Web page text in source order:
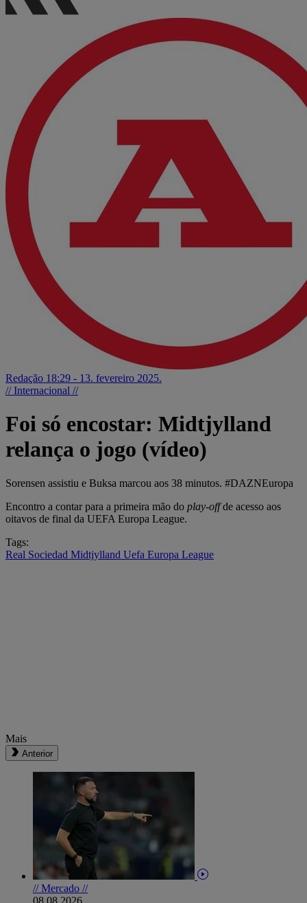
Redação 18:29 - 13. fevereiro 2025.
// Internacional //
Foi só encostar: Midtjylland
relança o jogo (vídeo)
Sorensen assistiu e Buksa marcou aos 38 minutos. #DAZNEuropa
Encontro a contar para a primeira mão do play-offde acesso aos
oitavos de final da UEFA Europa League.
Tags:
Real Sociedad Midtjylland Uefa Europa League
Mais
Anterior
// Mercado //
08.08.2026